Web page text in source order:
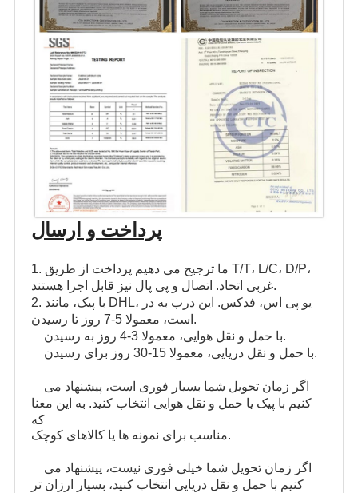
پرداخت و ارسال
1. ما ترجیح می دهیم پرداخت از طریق T/T، L/C، D/P،
غربی اتحاد. اتصال و پی پال نیز قابل اجرا هستند.
2. با پیک، مانند DHL، یو پی اس، فدکس. این درب به در
است، معمولا 5-7 روز تا رسیدن.
با حمل و نقل هوایی، معمولا 3-4 روز به رسیدن.
با حمل و نقل دریایی، معمولا 15-30 روز برای رسیدن.
کنیم با پیک یا حمل و نقل هوایی انتخاب کنید. به این معنا
که
مناسب برای نمونه ها یا کالاهای کوچک.
کنیم با حمل و نقل دریایی انتخاب کنید، بسیار ارزان تر